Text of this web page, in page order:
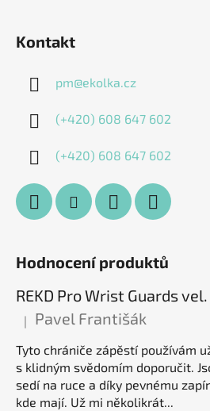
Kontakt
pm@ekolka.cz
(+420) 608 647 602
(+420) 608 647 602
Hodnocení produktů
Hodnocení produktu je 5 z 5
| Pavel Františák
Tyto chrániče zápěstí používám
s klidným svědomím doporučit.
sedí na ruce a díky pevnému
kde mají. Už mi několikrát...